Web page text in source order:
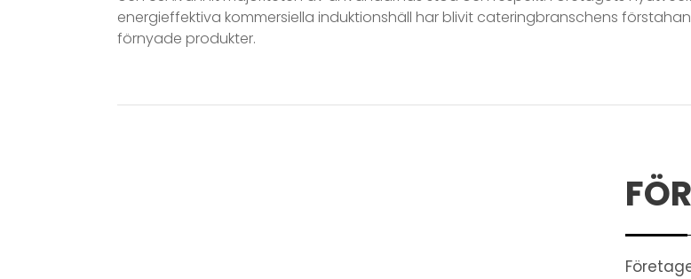
energieffektiva kommersiella induktionshäll har blivit cateringbranschens
förnyade produkter.